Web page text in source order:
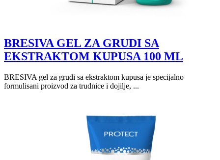
BRESIVA GEL ZA GRUDI SA
EKSTRAKTOM KUPUSA 100 ML
BRESIVA gel za grudi sa ekstraktom kupusa je specijalno
formulisani proizvod za trudnice i dojilje, ...